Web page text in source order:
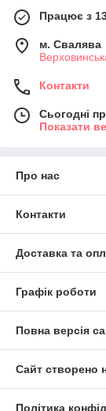
Працює з
м. Свалява
Контакти
Сьогодні
Показати
Про нас
Контакти
Доставка та
Графік роботи
Повна версія
Сайт створено
Політика